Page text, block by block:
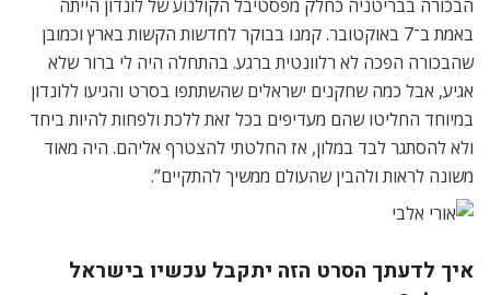
הבכורה בבריטניה כחלק מפסטיבל הקולנוע של לונדון הייתה
באמת ב־7 באוקטובר. קמנו בבוקר לחדשות הקשות בארץ וכמובן
שהבכורה הפכה לא רלוונטית ברגע. בהתחלה היה לי ברור שלא
אגיע, אבל כמה שחקנים ישראלים שהשתתפו בסרט והגיעו ללונדון
במיוחד החליטו שהם מעדיפים בכל זאת ללכת ולפחות להיות ביחד
ולא להסתגר לבד במלון, אז החלטתי להצטרף אליהם. היה מאוד
משונה לראות ולהבין שהעולם ממשיך להתקיים”.
איך לדעתך הסרט הזה יתקבל עכשיו בישראל